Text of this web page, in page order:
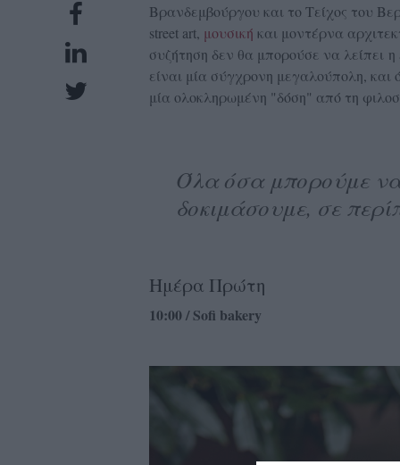
Βρανδεμβούργου και το Τείχος του
street art, μουσική και μοντέρνα
συζήτηση δεν θα μπορούσε να λείπει
είναι μία σύγχρονη μεγαλούπολη, και
μία ολοκληρωμένη "δόση" από τη
Όλα όσα μπορούμε
δοκιμάσουμε, σε
Ημέρα Πρώτη
10:00 / Sofi bakery